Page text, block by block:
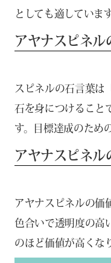
としても適しています
アヤナスピネル
スピネルの石言葉は
石を身につけること
す。目標達成のため
アヤナスピネル
アヤナスピネルの価
色合いで透明度の高
のほど価値が高くな